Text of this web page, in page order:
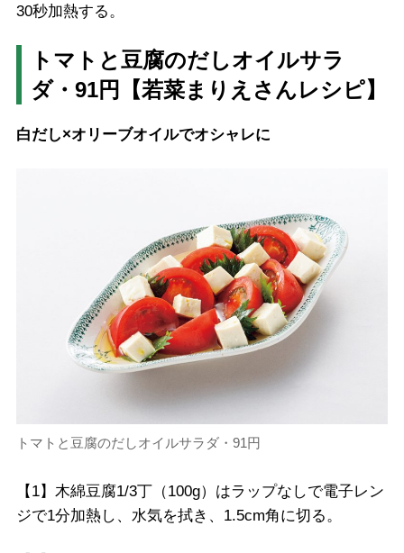
30秒加熱する。
トマトと豆腐のだしオイルサラ
ダ・91円【若菜まりえさんレシピ】
白だし×オリーブオイルでオシャレに
トマトと豆腐のだしオイルサラダ・91円
【1】木綿豆腐1/3丁（100g）はラップなしで電子レン
ジで1分加熱し、水気を拭き、1.5cm角に切る。